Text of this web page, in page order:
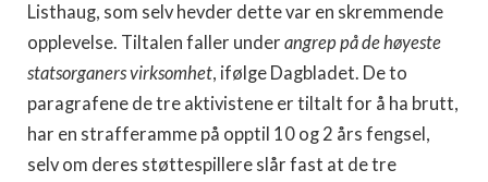
Listhaug, som selv hevder dette var en skremmende
opplevelse. Tiltalen faller under angrep på de høyeste
statsorganers virksomhet, ifølge Dagbladet. De to
paragrafene de tre aktivistene er tiltalt for å ha brutt,
har en strafferamme på opptil 10 og 2 års fengsel,
selv om deres støttespillere slår fast at de tre